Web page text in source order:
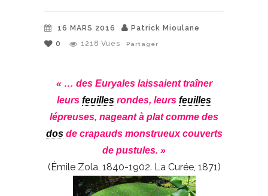
16 MARS 2016
Patrick Mioulane
0
1218 Vues Partager
« … des Euryales laissaient traîner
leurs feuilles rondes, leurs feuilles
lépreuses, nageant à plat comme des
dosde crapauds monstrueux couverts
de pustules. »
(Émile Zola, 1840-1902. La Curée, 1871)